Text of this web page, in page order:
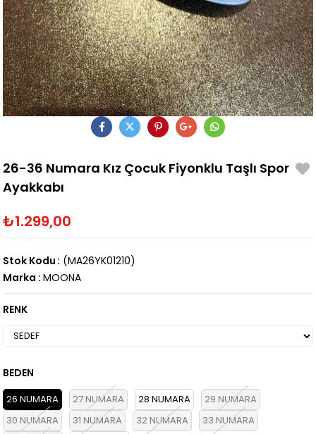
26-36 Numara Kız Çocuk Fiyonklu Taşlı Spor
Ayakkabı
₺1.299,00
(MA26YK01210)
Stok Kodu
Marka : MOONA
RENK
BEDEN
26 NUMARA 27 NUMARA 28 NUMARA
29 NUMARA
30 NUMARA
31 NUMARA 32 NUMARA
33 NUMARA